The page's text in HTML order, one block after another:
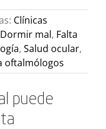
Clínicas
Dormir mal, Falta
, Salud ocular,
oftalmólogos
puede